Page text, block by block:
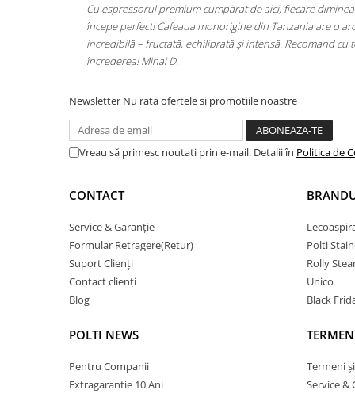
cumpărat de aici, fiecare dimineață
monorigine din Tanzania are o aromă
și intensă. Recomand cu toată
Aluminiu, 1750 W, 0.9 l, 4
(PLEU0188)
Newsletter Nu rata ofertele si promotiile noastre
Vreau să primesc noutati prin e-mail. Detalii în Politica de
CONTACT
Service & Garanție
Formular Retragere(Retur)
Suport Clienți
Contact clienți
Blog
POLTI NEWS
Pentru Companii
Extragarantie 10 Ani
Polti
Rolly
Unico
Black
Termeni
Service &